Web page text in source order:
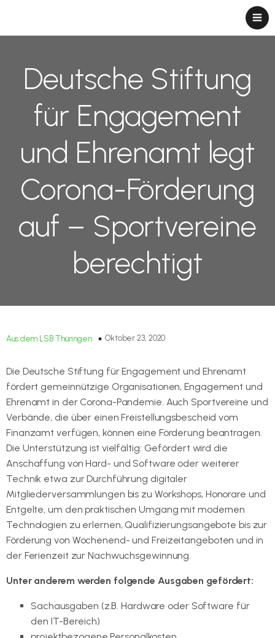
Deutsche Stiftung
für Engagement
und Ehrenamt legt
Corona-Förderung
auf – Sportvereine
berechtigt
Aus dem LSB Thüringen Oktober 23, 2020
Die Deutsche Stiftung für Engagement und Ehrenamt
fördert gemeinnützige Organisationen, Engagement und
Ehrenamt in der Corona-Pandemie. Auch Sportvereine und
Verbände, die über einen Freistellungsbescheid vom
Finanzamt verfügen, können eine Förderung beantragen.
Die Unterstützung ist vielfältig: Gefördert wird die
Anschaffung von Hard- und Software oder weiterer
Technik etwa zur Durchführung digitaler
Mitgliederversammlungen bis zu Workshops, Honorare und
Entgelte, um den praktischen Umgang mit modernen
Technologien zu erlernen, Qualifizierungsangebote bis zur
Förderung von Wochenend- und Freizeitangeboten und in
der Ferienzeit zur Nachwuchsgewinnung.
Unter anderem werden folgende Ausgaben gefördert:
Sachausgaben (z.B. Hardware oder Software für
den IT-Bereich)